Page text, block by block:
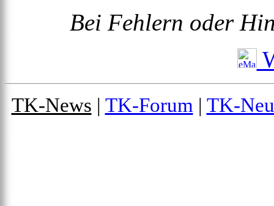
Bei Fehlern oder
TK-News | TK-Forum | TK-